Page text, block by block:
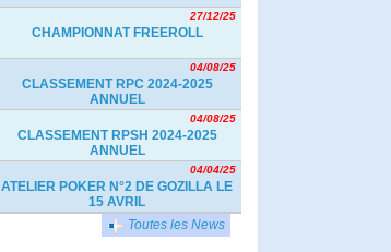
27/12/25
CHAMPIONNAT FREEROLL
04/08/25
CLASSEMENT RPC 2024-2025
ANNUEL
04/08/25
CLASSEMENT RPSH 2024-2025
ANNUEL
04/04/25
ATELIER POKER N°2 DE GOZILLA LE
15 AVRIL
Toutes les News